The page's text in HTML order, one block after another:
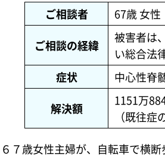
ご相談者 67歳 女性
ご相談の経緯
被害者は
い総合法
症状
中心性脊
解決額
1151万
（既往症
６７歳女性主婦が、自転車で横